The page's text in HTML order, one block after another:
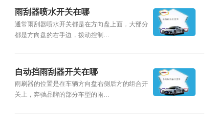
雨刮器喷水开关在哪
通常雨刮器喷水开关都是在方向盘上面，大部分
都是方向盘的右手边，拨动控制...
自动挡雨刮器开关在哪
雨刷器的位置是在车辆方向盘右侧后方的组合开
关上，奔驰品牌的部分车型的雨...